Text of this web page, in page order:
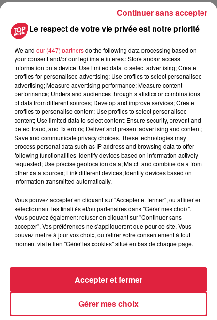
L'édition 2025 se déroule les 06 et 07 Septembre.
Où ?
Le départ des différentes courses a lieu devant l'Office de
Tourisme (Rue Général de Gaulle,
67600 Kintzheim, Bas-Rhin), situé à environ 10mn à pied de
la salle des fêtes où se trouvent les dossards.
Catégories d'âge :
2006 (Espoir) et avant.
59 Km: course ouverte aux personnes né(e)s en 2006
(Espoir) et avant.
: course ouverte aux personnes né(e)s en 2008
(Junior) et avant.
Le respect de votre vie privée est notre priorité
We and our (447) partnersdo the following data processing based on
your consent and/or our legitimate interest: Store and/or access
information on a device; Use limited data to select advertising; Create
profiles for personalised advertising; Use profiles to select personalised
advertising; Measure advertising performance; Measure content
performance; Understand audiences through statistics or combinations
of data from different sources; Develop and improve services; Create
profiles to personalise content; Use profiles to select personalised
content; Use limited data to select content; Ensure security, prevent and
detect fraud, and fix errors; Deliver and present advertising and content;
Save and communicate privacy choices. These technologies may
process personal data such as IP address and browsing data to offer
following functionalities: Identify devices based on information actively
requested; Use precise geolocation data; Match and combine data from
other data sources; Link different devices; Identify devices based on
information transmitted automatically.
Vous pouvez accepter en cliquant sur "Accepter et fermer", ou affiner en
sélectionnant les finalités et/ou partenaires dans "Gérer mes choix".
Vous pouvez également refuser en cliquant sur "Continuer sans
accepter". Vos préférences ne s'appliqueront que pour ce site. Vous
pouvez mettre à jour vos choix, ou retirer votre consentement à tout
moment via le lien "Gérer les cookies" situé en bas de chaque page.
Gérer mes choix
Accepter et fermer
Continuer sans accepter